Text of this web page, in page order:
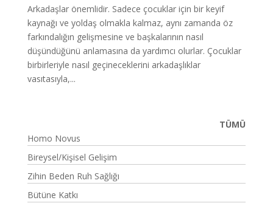
Arkadaşlar önemlidir. Sadece çocuklar için bir keyif
kaynağı ve yoldaş olmakla kalmaz, aynı zamanda öz
farkındalığın gelişmesine ve başkalarının nasıl
düşündüğünü anlamasına da yardımcı olurlar. Çocuklar
birbirleriyle nasıl geçineceklerini arkadaşlıklar
vasıtasıyla,...
TÜMÜ
Homo Novus
Bireysel/Kişisel Gelişim
Zihin Beden Ruh Sağlığı
Bütüne Katkı